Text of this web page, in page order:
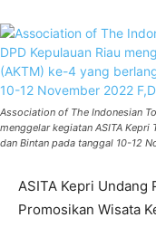
Association of The Indonesian
menggelar kegiatan ASITA
dan Bintan pada tanggal 10-12
ASITA Kepri Undang
Promosikan Wisata